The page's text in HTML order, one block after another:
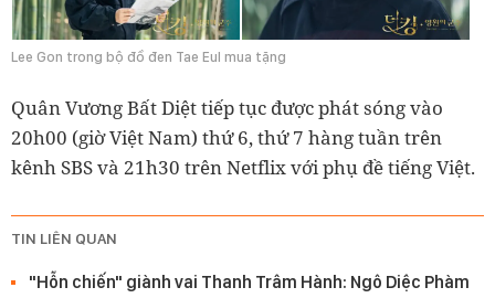
Lee Gon trong bộ đồ đen Tae Eul mua tặng
Quân Vương Bất Diệt tiếp tục được phát sóng vào
20h00 (giờ Việt Nam) thứ 6, thứ 7 hàng tuần trên
kênh SBS và 21h30 trên Netflix với phụ đề tiếng Việt.
TIN LIÊN QUAN
"Hỗn chiến" giành vai Thanh Trâm Hành: Ngô Diệc Phàm